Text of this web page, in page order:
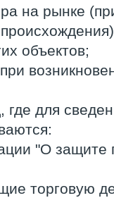
на рынке
объектов;
для
"О защите
торговую